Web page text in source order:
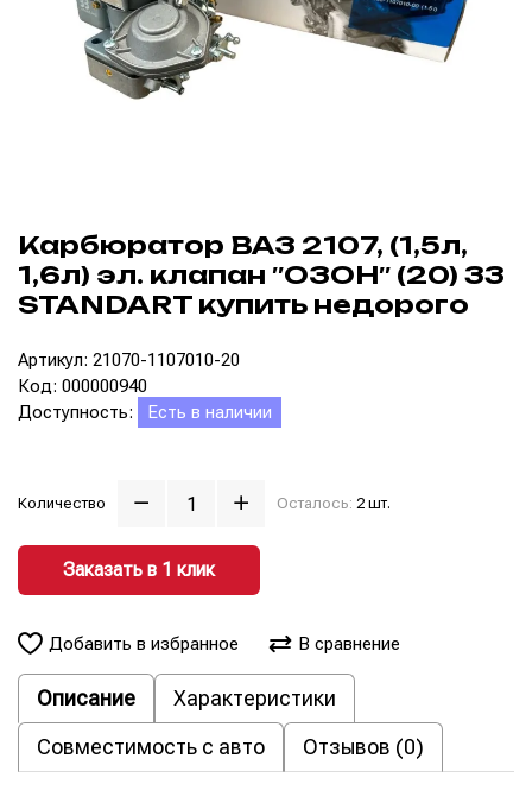
Карбюратор ВАЗ 2107, (1,5л,
1,6л) эл. клапан ″ОЗОН″ (20) 33
STANDART купить недорого
Артикул: 21070-1107010-20
Код: 000000940
Доступность:
Есть в наличии
Количество Осталось: 2 шт.
Заказать в 1 клик
Добавить в избранное В сравнение
Описание
Характеристики
Совместимость с авто
Отзывов (0)